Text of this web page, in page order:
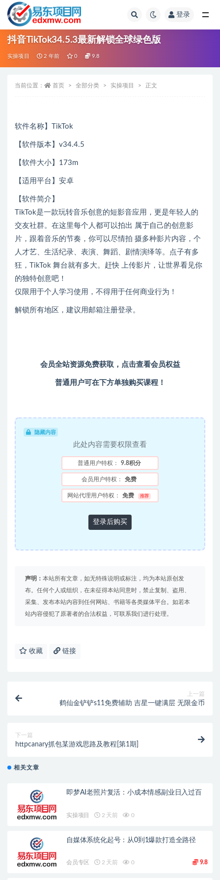
登录
抖音TikTok34.5.3最新解锁全球绿色版
实操项目 2 年前 0 9.8
当前位置： 首页 全部分类 实操项目 正文
软件名称】TikTok
【软件版本】v34.4.5
【软件大小】173m
【适用平台】安卓
【软件简介】
TikTok是一款玩转音乐创意的短影音应用，更是年轻人的
交友社群。在这里每个人都可以拍出 属于自己的创意影
片，跟着音乐的节奏，你可以尽情拍 摄多种影片内容，个
人才艺、生活纪录、表演、舞蹈、剧情演绎等。点子有多
狂，TikTok 舞台就有多大。赶快 上传影片，让世界看见你
的独特创意吧！
仅限用于个人学习使用，不得用于任何商业行为！
解锁所有地区，建议用邮箱注册登录。
会员全站资源免费获取， 点击查看会员权益
普通用户可在下方单独购买课程！
隐藏内容
此处内容需要权限查看
普通用户特权： 9.8积分
会员用户特权： 免费
网站代理用户特权： 免费 推荐
登录后购买
声明： 本站所有文章，如无特殊说明或标注，均为本站原创发
布。任何个人或组织，在未征得本站同意时，禁止复制、盗用、
采集、发布本站内容到任何网站、书籍等各类媒体平台。如若本
站内容侵犯了原著者的合法权益，可联系我们进行处理。
收藏 链接
上一篇
鹤仙金铲铲s11免费辅助 吉星一键满层 无限金币
下一篇
httpcanary抓包某游戏思路及教程[第1期]
相关文章
即梦AI老照片复活：小成本情感副业日入过百
实操项目 2 天前 0
自媒体系统化起号：从0到1爆款打造全路径
会员专区 2 天前 0 9.8